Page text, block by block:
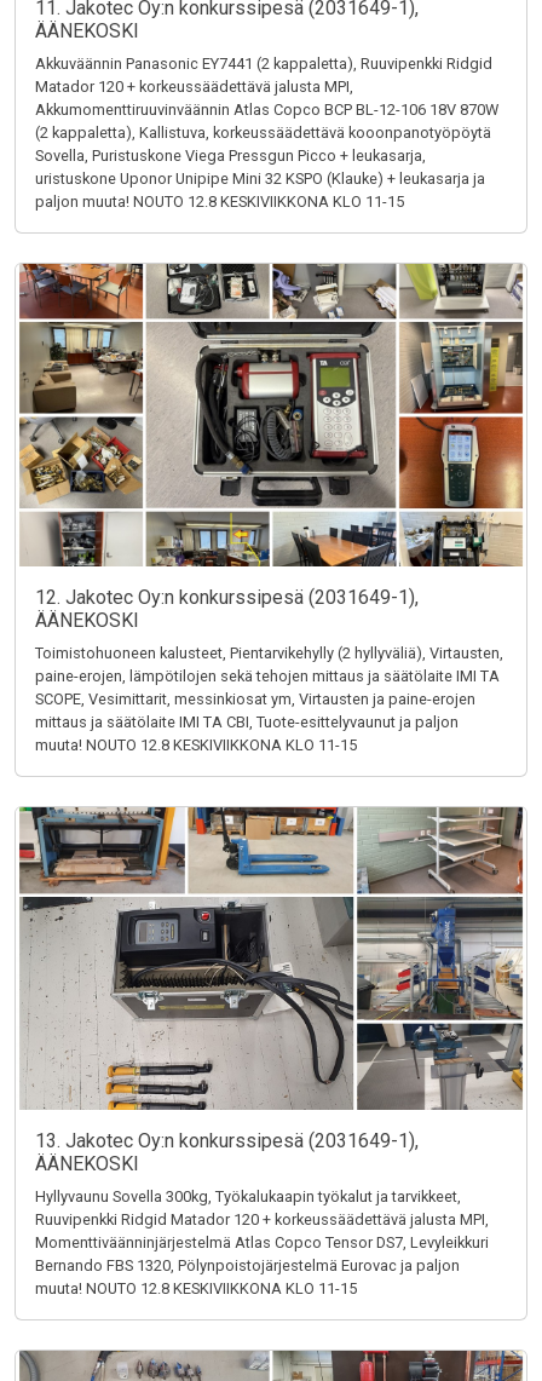
11. Jakotec Oy:n konkurssipesä (2031649-1),
ÄÄNEKOSKI
Akkuväännin Panasonic EY7441 (2 kappaletta), Ruuvipenkki Ridgid
Matador 120 + korkeussäädettävä jalusta MPI,
Akkumomenttiruuvinväännin Atlas Copco BCP BL-12-106 18V 870W
(2 kappaletta), Kallistuva, korkeussäädettävä kooonpanotyöpöytä
Sovella, Puristuskone Viega Pressgun Picco + leukasarja,
uristuskone Uponor Unipipe Mini 32 KSPO (Klauke) + leukasarja ja
paljon muuta! NOUTO 12.8 KESKIVIIKKONA KLO 11-15
12. Jakotec Oy:n konkurssipesä (2031649-1),
ÄÄNEKOSKI
Toimistohuoneen kalusteet, Pientarvikehylly (2 hyllyväliä), Virtausten,
paine-erojen, lämpötilojen sekä tehojen mittaus ja säätölaite IMI TA
SCOPE, Vesimittarit, messinkiosat ym, Virtausten ja paine-erojen
mittaus ja säätölaite IMI TA CBI, Tuote-esittelyvaunut ja paljon
muuta! NOUTO 12.8 KESKIVIIKKONA KLO 11-15
13. Jakotec Oy:n konkurssipesä (2031649-1),
ÄÄNEKOSKI
Hyllyvaunu Sovella 300kg, Työkalukaapin työkalut ja tarvikkeet,
Ruuvipenkki Ridgid Matador 120 + korkeussäädettävä jalusta MPI,
Momenttiväänninjärjestelmä Atlas Copco Tensor DS7, Levyleikkuri
Bernando FBS 1320, Pölynpoistojärjestelmä Eurovac ja paljon
muuta! NOUTO 12.8 KESKIVIIKKONA KLO 11-15